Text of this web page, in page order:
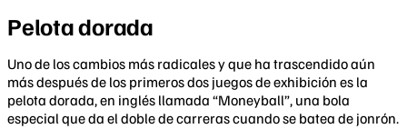
Pelota dorada
Uno de los cambios más radicales y que ha trascendido aún
más después de los primeros dos juegos de exhibición es la
pelota dorada, en inglés llamada “Moneyball”, una bola
especial que da el doble de carreras cuando se batea de jonrón.